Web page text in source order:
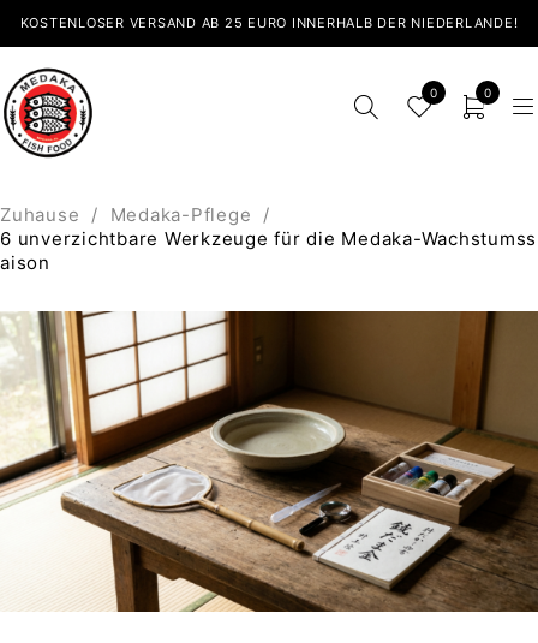
KOSTENLOSER VERSAND AB 25 EURO INNERHALB DER NIEDERLANDE!
0 0
Zuhause / Medaka-Pflege
/
6 unverzichtbare Werkzeuge für die Medaka-Wachstumss
aison